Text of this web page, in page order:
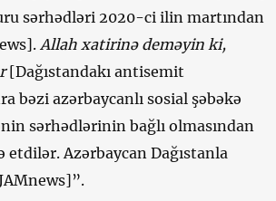
sərhədləri 2020-ci ilin martından
Allah xatirinə deməyin ki,
[Dağıstandakı antisemit
bəzi azərbaycanlı sosial şəbəkə
sərhədlərinin bağlı olmasından
Azərbaycan Dağıstanla